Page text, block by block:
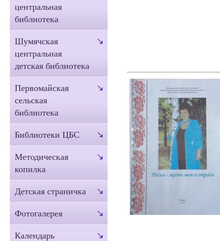
центральная
библиотека
Шумячская
центральная
детская библиотека
Первомайская
сельская
библиотека
Библиотеки ЦБС
Методическая
копилка
Детская страничка
Фотогалерея
Календарь